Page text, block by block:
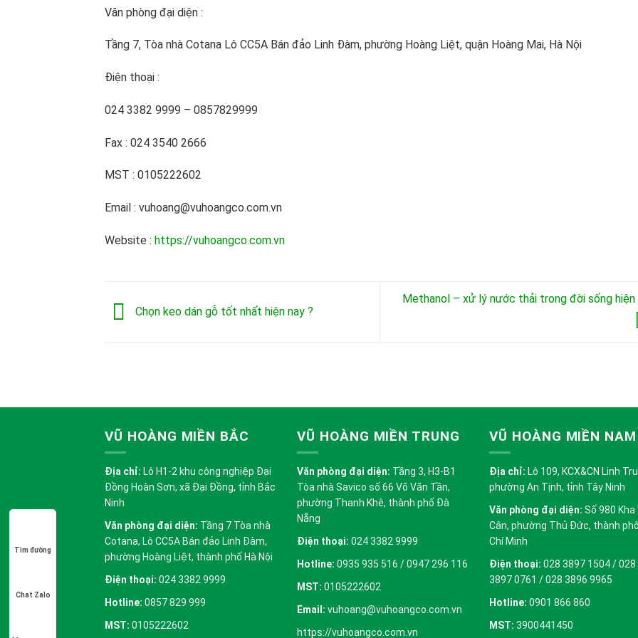
Văn phòng đại diện :
Tầng 7, Tòa nhà Cotana Lô CC5A Bán đảo Linh Đàm, phường Hoàng Liệt, quận Hoàng Mai, Hà Nội
Điện thoại :
024 3382 9999 – 0857829999
Fax : 024 3540 2666
MST : 0105222602
Email : vuhoang@vuhoangco.com.vn
Website : https://vuhoangco.com.vn
Chọn keo dán gỗ tốt nhất hiện nay ?
Methanol – xử lý nước thải trong đời sống hiện
VŨ HOÀNG MIỀN BẮC
Địa chỉ: Lô H1-2 khu công nghiệp Đại
Đồng Hoàn Sơn, xã Đại Đồng, tỉnh Bắc
Ninh
Văn phòng đại diện: Tầng 7 Tòa nhà
Cotana, Lô CC5A Bán đảo Linh Đàm,
phường Hoàng Liệt, thành phố Hà Nội
Điện thoại: 024 3382 9999
Hotline: 0857 829 999
MST: 0105222602
VŨ HOÀNG MIỀN TRUNG
Văn phòng đại diện: Tầng 3, H3-B1
Tòa nhà Savico số 66 Võ Văn Tần,
phường Thanh Khê, thành phố Đà
Nẵng
Điện thoại: 024 3382 9999
Hotline: 0935 935 516 / 0947 296 116
MST: 0105222602
Email: vuhoang@vuhoangco.com.vn
https://vuhoangco.com.vn
VŨ HOÀNG MIỀN NAM
Địa chỉ: Lô 109, KCX&CN Linh
phường An Tịnh, tỉnh Tây Ninh
Văn phòng đại diện: Số 980 Kha
Cân, phường Thủ Đức, thành
Chí Minh
Điện thoại: 028 3897 1504 / 028
3897 0761 / 028 3896 9965
Hotline: 0901 866 860
MST: 3900441450
Tìm đường
Chat Zalo